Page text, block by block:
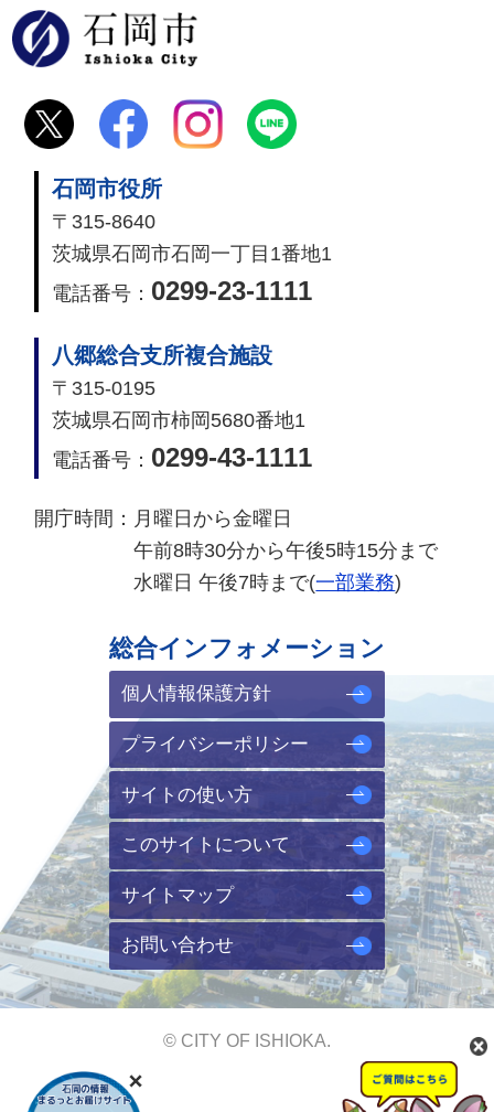
石岡市役所
〒315-8640
茨城県石岡市石岡一丁目1番地1
電話番号： 0299-23-1111
八郷総合支所複合施設
〒315-0195
茨城県石岡市柿岡5680番地1
電話番号： 0299-43-1111
開庁時間： 月曜日から金曜日
午前8時30分から午後5時15分まで
水曜日 午後7時まで(一部業務)
総合インフォメーション
個人情報保護方針
プライバシーポリシー
サイトの使い方
このサイトについて
サイトマップ
お問い合わせ
© CITY OF ISHIOKA.